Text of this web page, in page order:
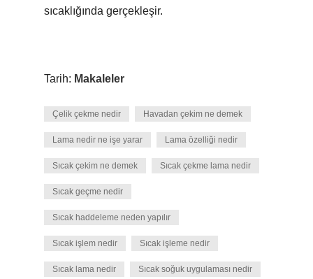
sıcaklığında gerçekleşir.
Tarih: Makaleler
Çelik çekme nedir Havadan çekim ne demek
Lama nedir ne işe yarar Lama özelliği nedir
Sıcak çekim ne demek Sıcak çekme lama nedir
Sıcak geçme nedir
Sıcak haddeleme neden yapılır
Sıcak işlem nedir Sıcak işleme nedir
Sıcak lama nedir Sıcak soğuk uygulaması nedir